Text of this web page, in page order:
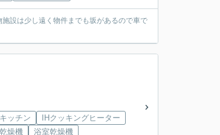
設は少し遠く物件までも坂があるので車で
ッチン
IHクッキングヒーター
燥機
浴室乾燥機